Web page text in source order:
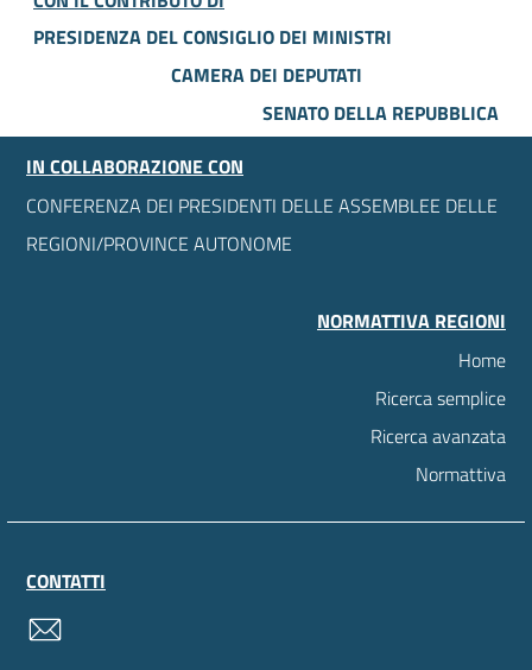
PRESIDENZA DEL CONSIGLIO DEI MINISTRI
CAMERA DEI DEPUTATI
SENATO DELLA REPUBBLICA
IN COLLABORAZIONE CON
CONFERENZA DEI PRESIDENTI DELLE ASSEMBLEE DELLE
REGIONI/PROVINCE AUTONOME
NORMATTIVA REGIONI
Home
Ricerca semplice
Ricerca avanzata
Normattiva
CONTATTI